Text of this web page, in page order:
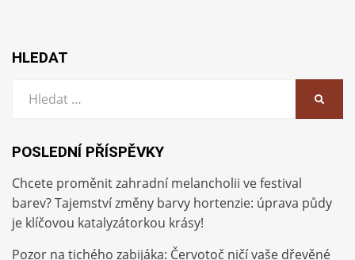
HLEDAT
POSLEDNÍ PŘÍSPĚVKY
Chcete proměnit zahradní melancholii ve festival
barev? Tajemství změny barvy hortenzie: úprava půdy
je klíčovou katalyzátorkou krásy!
Pozor na tichého zabijáka: Červotoč ničí vaše dřevěné